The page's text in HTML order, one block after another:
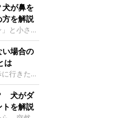
犬が鼻を
方を解説
と小さく
出したり
く吠える
れとも何
る飼い主
は、犬が
景、見極
て、いぬ
い場合の
は
行きたが
節は散歩
出ようと
いコもい
犬がダ
トを解説